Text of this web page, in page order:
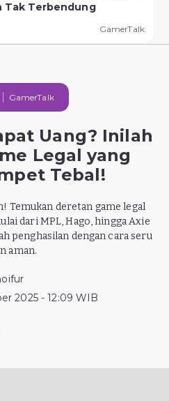
Tak Terbendung
GamerTalk
GamerTalk
Uang? Inilah
Legal yang
Tebal!
Temukan deretan game legal
dari MPL, Hago, hingga Axie
penghasilan dengan cara seru
aman.
2025 - 12:09 WIB